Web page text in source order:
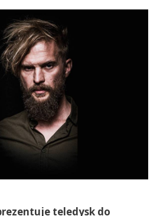
teledysk do